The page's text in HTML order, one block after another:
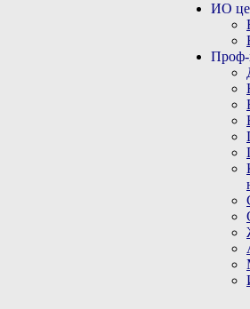
ИО
Проф-